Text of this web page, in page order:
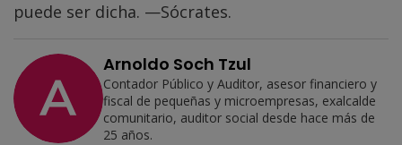
puede ser dicha. —Sócrates.
Arnoldo Soch Tzul
Contador Público y Auditor, asesor financiero y
fiscal de pequeñas y microempresas, exalcalde
comunitario, auditor social desde hace más de
25 años.